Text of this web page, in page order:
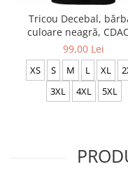
Tricou Decebal,
culoare neagră,
99,00 Lei
XS S M L XL
3XL
4XL 5XL